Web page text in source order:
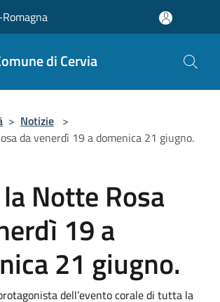
di Cervia
> Notizie >
da venerdì 19 a domenica 21 giugno.
Notte Rosa
19 a
21 giugno.
dell’evento corale di tutta la